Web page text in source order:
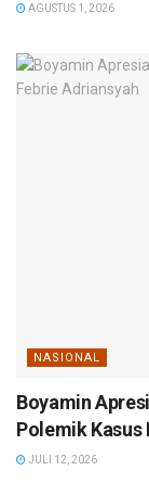
AGUSTUS 1, 2026
NASIONAL
Boyamin
Polemik Kasus
JULI 12, 2026